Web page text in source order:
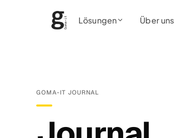
Lösungen Über uns
GOMA-IT JOURNAL